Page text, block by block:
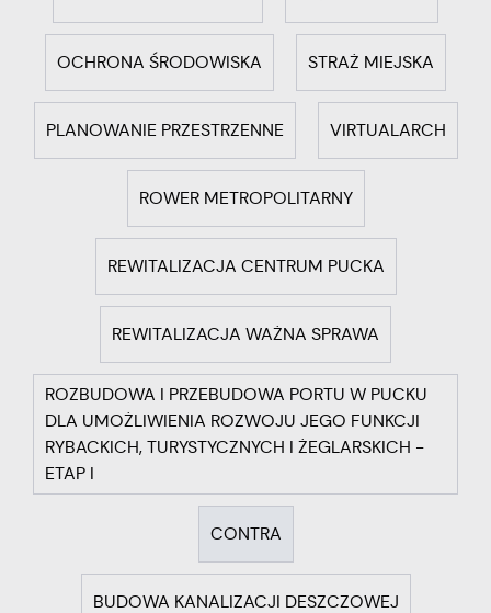
OCHRONA ŚRODOWISKA STRAŻ MIEJSKA
PLANOWANIE PRZESTRZENNE VIRTUALARCH
ROWER METROPOLITARNY
REWITALIZACJA CENTRUM PUCKA
REWITALIZACJA WAŻNA SPRAWA
ROZBUDOWA I PRZEBUDOWA PORTU W PUCKU
DLA UMOŻLIWIENIA ROZWOJU JEGO FUNKCJI
RYBACKICH, TURYSTYCZNYCH I ŻEGLARSKICH -
ETAP I
CONTRA
BUDOWA KANALIZACJI DESZCZOWEJ
Promocyjne pliki cookies służą do prezentowania Ci naszych
Twoich zwyczajów dotyczących przeglądanej witryny
internetowej. Treści promocyjne mogą pojawić się na
partnerami oraz innych dostawców usług. Firmy te działają w
charakterze pośredników prezentujących nasze treści w
społecznościowych.
Więcej